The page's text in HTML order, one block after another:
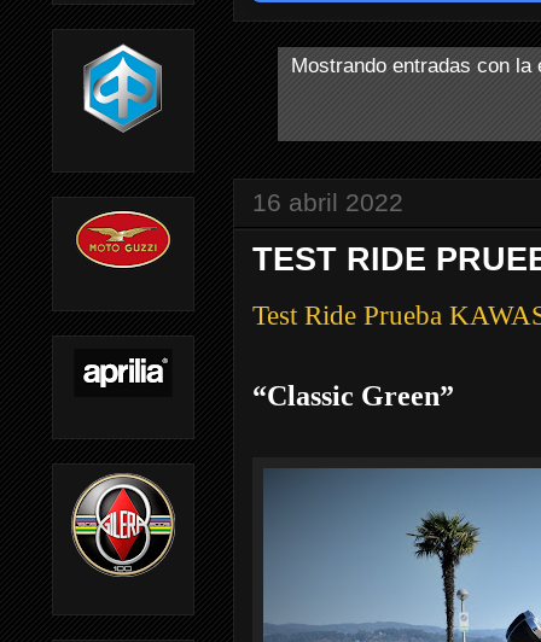
Mostrando entradas con la
16 abril 2022
TEST RIDE
Test Ride Prueba
“Classic Green”